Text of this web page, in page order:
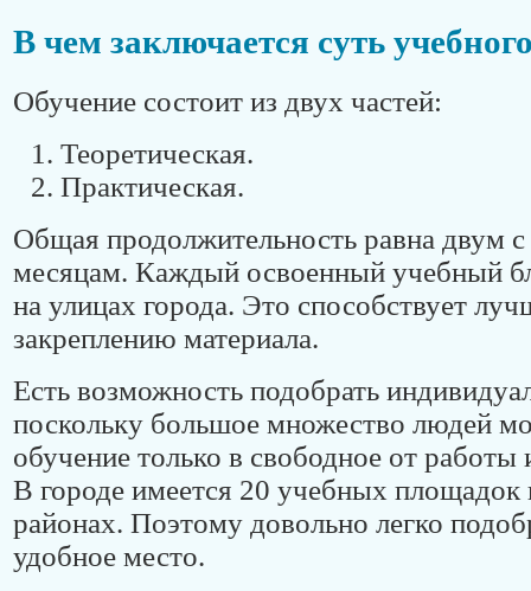
В чем заключается суть
Обучение состоит из двух частей:
Теоретическая.
Практическая.
Общая продолжительность равна двум
месяцам. Каждый освоенный учебный
на улицах города. Это способствует
закреплению материала.
Есть возможность подобрать
поскольку большое множество людей
обучение только в свободное от
В городе имеется 20 учебных площадок
районах. Поэтому довольно легко
удобное место.